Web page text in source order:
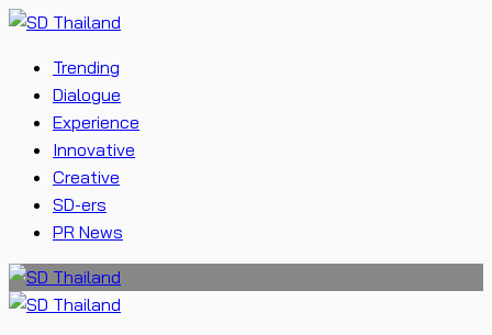
Trending
Dialogue
Experience
Innovative
Creative
SD-ers
PR News